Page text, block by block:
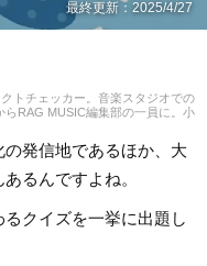
最終更新： 2025/4/27
トチェッカー。音楽スタジオでの
RAG MUSIC編集部の一員に。小
経験。各種楽曲紹介記事をはじ
イブレポートなど、自身の音楽
元に日々記事を制作していま
、最近ではJ-POPも広く好んで
発信地であるほか、大
るんですよね。
クイズを一挙に出題し